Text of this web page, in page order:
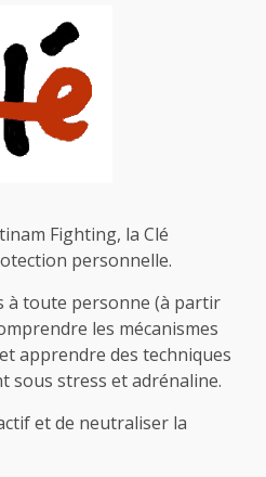
Fighting, la Clé
personnelle.
à toute personne (à partir
les mécanismes
apprendre des techniques
sous stress et adrénaline.
et de neutraliser la